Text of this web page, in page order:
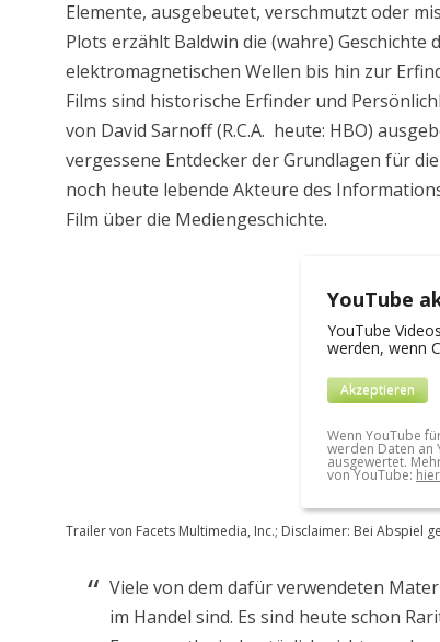
Elemente, ausgebeutet, verschmutzt oder
Plots erzählt Baldwin die (wahre)
elektromagnetischen Wellen bis hin zur
Films sind historische Erfinder und
von David Sarnoff (R.C.A. heute: HBO)
vergessene Entdecker der Grundlagen für
noch heute lebende Akteure des
Film über die Mediengeschichte.
YouTube
YouTube
werden, wenn
Akzeptieren
Wenn YouTube
werden Daten an
ausgewertet.
von YouTube: hier
Trailer von Facets Multimedia, Inc.; Disclaimer: Bei Abspiel
Viele von dem dafür verwendeten
im Handel sind. Es sind heute schon